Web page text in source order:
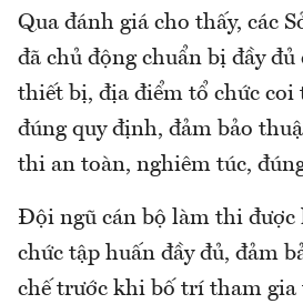
Qua đánh giá cho thấy, các
đã chủ động chuẩn bị đầy đủ
thiết bị, địa điểm tổ chức
đúng quy định, đảm bảo
thi an toàn, nghiêm túc,
Đội ngũ cán bộ làm thi được
chức tập huấn đầy đủ, đảm
chế trước khi bố trí tham gia